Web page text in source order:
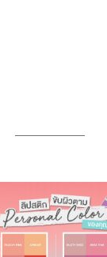
แต่ละแบบ
ทำไม “ทุกผิว”